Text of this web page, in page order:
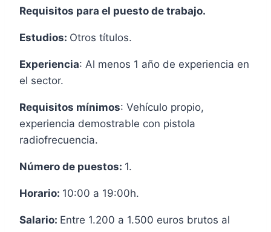
Requisitos para el puesto de trabajo.
Estudios: Otros títulos.
Experiencia: Al menos 1 año de experiencia en
el sector.
Requisitos mínimos: Vehículo propio,
experiencia demostrable con pistola
radiofrecuencia.
Número de puestos: 1.
Horario: 10:00 a 19:00h.
Salario: Entre 1.200 a 1.500 euros brutos al